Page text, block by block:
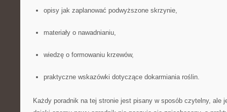
opisy jak zaplanować podwyższone skrzynie,
materiały o nawadnianiu,
wiedzę o formowaniu krzewów,
praktyczne wskazówki dotyczące dokarmiania roślin.
Każdy poradnik na tej stronie jest pisany w sposób czytelny, ale